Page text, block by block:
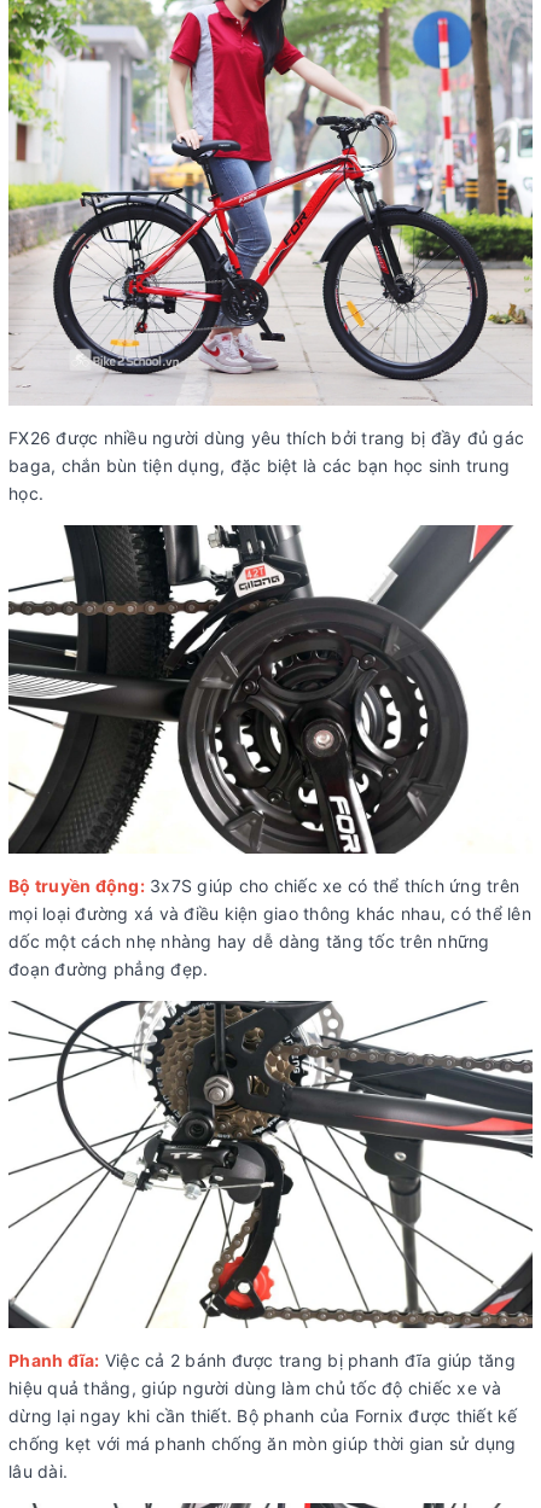
FX26 được nhiều người dùng yêu thích bởi trang bị đầy đủ gác
baga, chắn bùn tiện dụng, đặc biệt là các bạn học sinh trung
học.
Bộ truyền động:3x7S giúp cho chiếc xe có thể thích ứng trên
mọi loại đường xá và điều kiện giao thông khác nhau, có thể lên
dốc một cách nhẹ nhàng hay dễ dàng tăng tốc trên những
đoạn đường phẳng đẹp.
Phanh đĩa: Việc cả 2 bánh được trang bị phanh đĩa giúp tăng
hiệu quả thắng, giúp người dùng làm chủ tốc độ chiếc xe và
dừng lại ngay khi cần thiết. Bộ phanh của Fornix được thiết kế
chống kẹt với má phanh chống ăn mòn giúp thời gian sử dụng
lâu dài.